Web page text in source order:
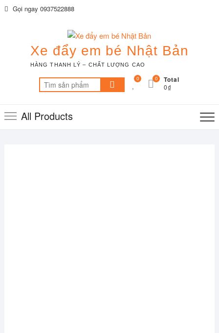
SkipGọi ngay 0937522888
Xe đẩy em bé Nhật Bản
HÀNG THANH LÝ – CHẤT LƯỢNG CAO
Tìm
kiếm:
0 Total
0₫
0
All Products